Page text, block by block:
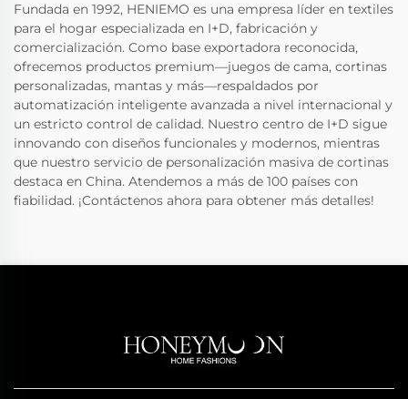
Fundada en 1992, HENIEMO es una empresa líder en textiles
para el hogar especializada en I+D, fabricación y
comercialización. Como base exportadora reconocida,
ofrecemos productos premium—juegos de cama, cortinas
personalizadas, mantas y más—respaldados por
automatización inteligente avanzada a nivel internacional y
un estricto control de calidad. Nuestro centro de I+D sigue
innovando con diseños funcionales y modernos, mientras
que nuestro servicio de personalización masiva de cortinas
destaca en China. Atendemos a más de 100 países con
fiabilidad. ¡Contáctenos ahora para obtener más detalles!